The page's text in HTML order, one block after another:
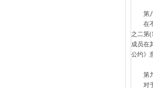
第八
在不
之二第
成员在
公约》
第九
对于